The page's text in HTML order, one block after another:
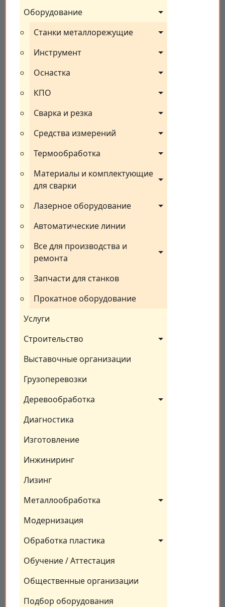
Оборудование
Станки металлорежущие
Инструмент
Оснастка
КПО
Сварка и резка
Средства измерений
Термообработка
Материалы и комплектующие
для сварки
Лазерное оборудование
Автоматические линии
Все для производства и
ремонта
Запчасти для станков
Прокатное оборудование
Услуги
Строительство
Выставочные организации
Грузоперевозки
Деревообработка
Диагностика
Изготовление
Инжиниринг
Лизинг
Металлообработка
Модернизация
Обработка пластика
Обучение / Аттестация
Общественные организации
Подбор оборудования